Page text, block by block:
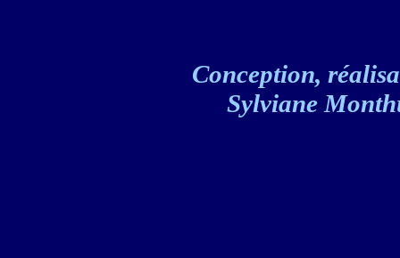
Conception,
Sylviane